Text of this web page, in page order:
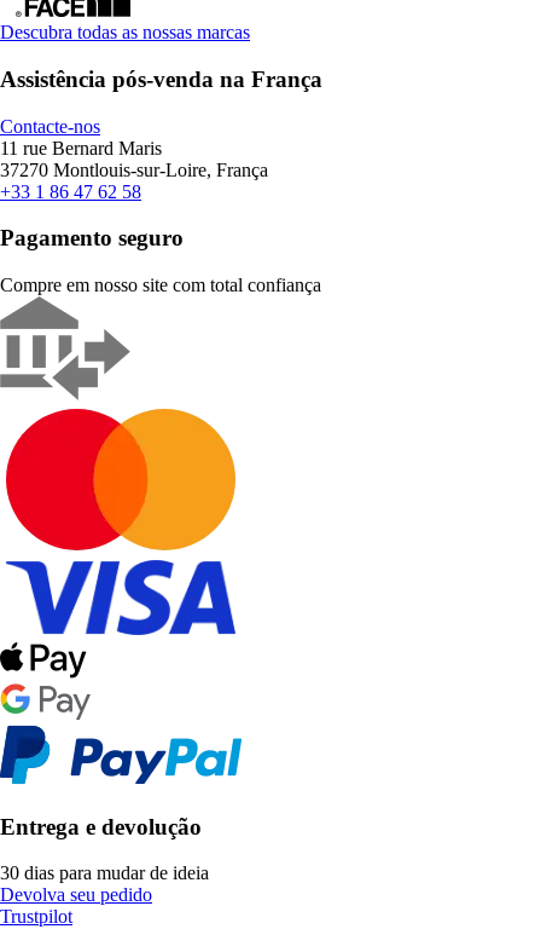
Descubra todas as nossas marcas
Assistência pós-venda na França
Contacte-nos
11 rue Bernard Maris
37270 Montlouis-sur-Loire, França
+33 1 86 47 62 58
Pagamento seguro
Compre em nosso site com total confiança
Entrega e devolução
30 dias para mudar de ideia
Devolva seu pedido
Trustpilot